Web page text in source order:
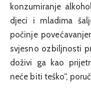
konzumiranje
djeci i mladima
počinje
svjesno ozbiljnosti
doživi ga kao
neće biti teško“,